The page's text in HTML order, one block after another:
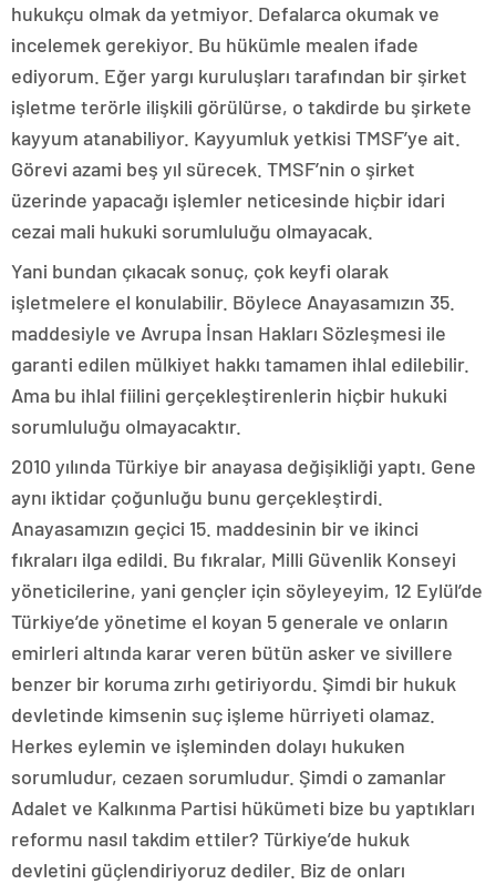
hukukçu olmak da yetmiyor. Defalarca okumak ve
incelemek gerekiyor. Bu hükümle mealen ifade
ediyorum. Eğer yargı kuruluşları tarafından bir şirket
işletme terörle ilişkili görülürse, o takdirde bu şirkete
kayyum atanabiliyor. Kayyumluk yetkisi TMSF’ye ait.
Görevi azami beş yıl sürecek. TMSF’nin o şirket
üzerinde yapacağı işlemler neticesinde hiçbir idari
cezai mali hukuki sorumluluğu olmayacak.
Yani bundan çıkacak sonuç, çok keyfi olarak
işletmelere el konulabilir. Böylece Anayasamızın 35.
maddesiyle ve Avrupa İnsan Hakları Sözleşmesi ile
garanti edilen mülkiyet hakkı tamamen ihlal edilebilir.
Ama bu ihlal fiilini gerçekleştirenlerin hiçbir hukuki
sorumluluğu olmayacaktır.
2010 yılında Türkiye bir anayasa değişikliği yaptı. Gene
aynı iktidar çoğunluğu bunu gerçekleştirdi.
Anayasamızın geçici 15. maddesinin bir ve ikinci
fıkraları ilga edildi. Bu fıkralar, Milli Güvenlik Konseyi
yöneticilerine, yani gençler için söyleyeyim, 12 Eylül’de
Türkiye’de yönetime el koyan 5 generale ve onların
emirleri altında karar veren bütün asker ve sivillere
benzer bir koruma zırhı getiriyordu. Şimdi bir hukuk
devletinde kimsenin suç işleme hürriyeti olamaz.
Herkes eylemin ve işleminden dolayı hukuken
sorumludur, cezaen sorumludur. Şimdi o zamanlar
Adalet ve Kalkınma Partisi hükümeti bize bu yaptıkları
reformu nasıl takdim ettiler? Türkiye’de hukuk
devletini güçlendiriyoruz dediler. Biz de onları